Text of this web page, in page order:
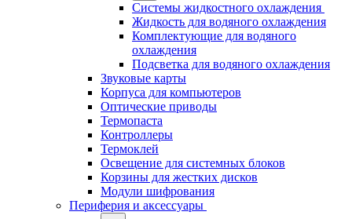
Системы жидкостного охлаждения
Жидкость для водяного охлаждения
Комплектующие для водяного
охлаждения
Подсветка для водяного охлаждения
Звуковые карты
Корпуса для компьютеров
Оптические приводы
Термопаста
Контроллеры
Термоклей
Освещение для системных блоков
Корзины для жестких дисков
Модули шифрования
Периферия и аксессуары